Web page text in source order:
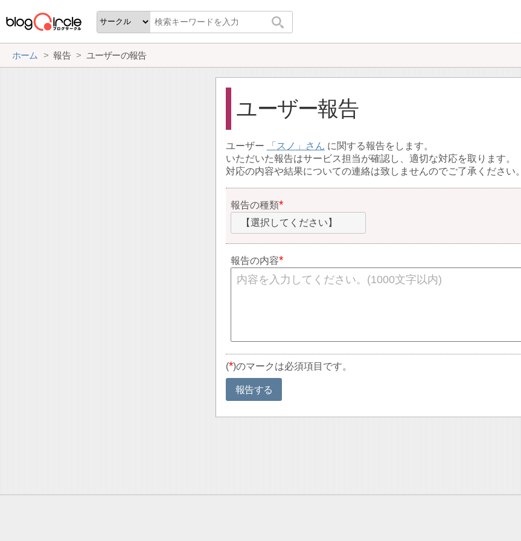
ホーム 報告 ユーザーの報告
ユーザー報告
ユーザー スノ
に関する報告をします。
いただいた報告はサービス担当が確認し、適切な対応を取ります。
対応の内容や結果についての連絡は致しませんのでご了承ください。
報告の種類
【選択してください】
報告の内容
(*)のマークは必須項目です。
報告する